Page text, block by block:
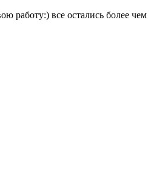
работу:) все остались более чем